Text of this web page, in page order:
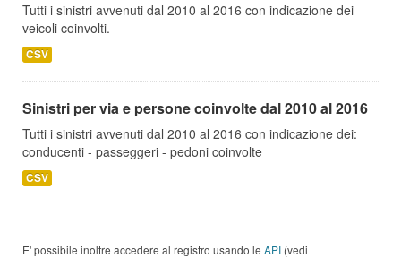
Tutti i sinistri avvenuti dal 2010 al 2016 con indicazione dei
veicoli coinvolti.
CSV
Sinistri per via e persone coinvolte dal 2010 al 2016
Tutti i sinistri avvenuti dal 2010 al 2016 con indicazione dei:
conducenti - passeggeri - pedoni coinvolte
CSV
E' possibile inoltre accedere al registro usando le API (vedi